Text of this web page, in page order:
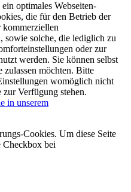
optimales Webseiten-
die für den Betrieb der
kommerziellen
sowie solche, die lediglich zu
oder zur
werden. Sie können selbst
zulassen möchten. Bitte
womöglich nicht
Verfügung stehen.
in unserem
Cookies. Um diese Seite
Checkbox bei